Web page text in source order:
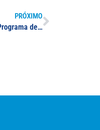
PRÓXIMO
Seleção de professor visitante e professor visitante estrangeiro para o Programa de Pós-Graduação em Ciências Odontológicas